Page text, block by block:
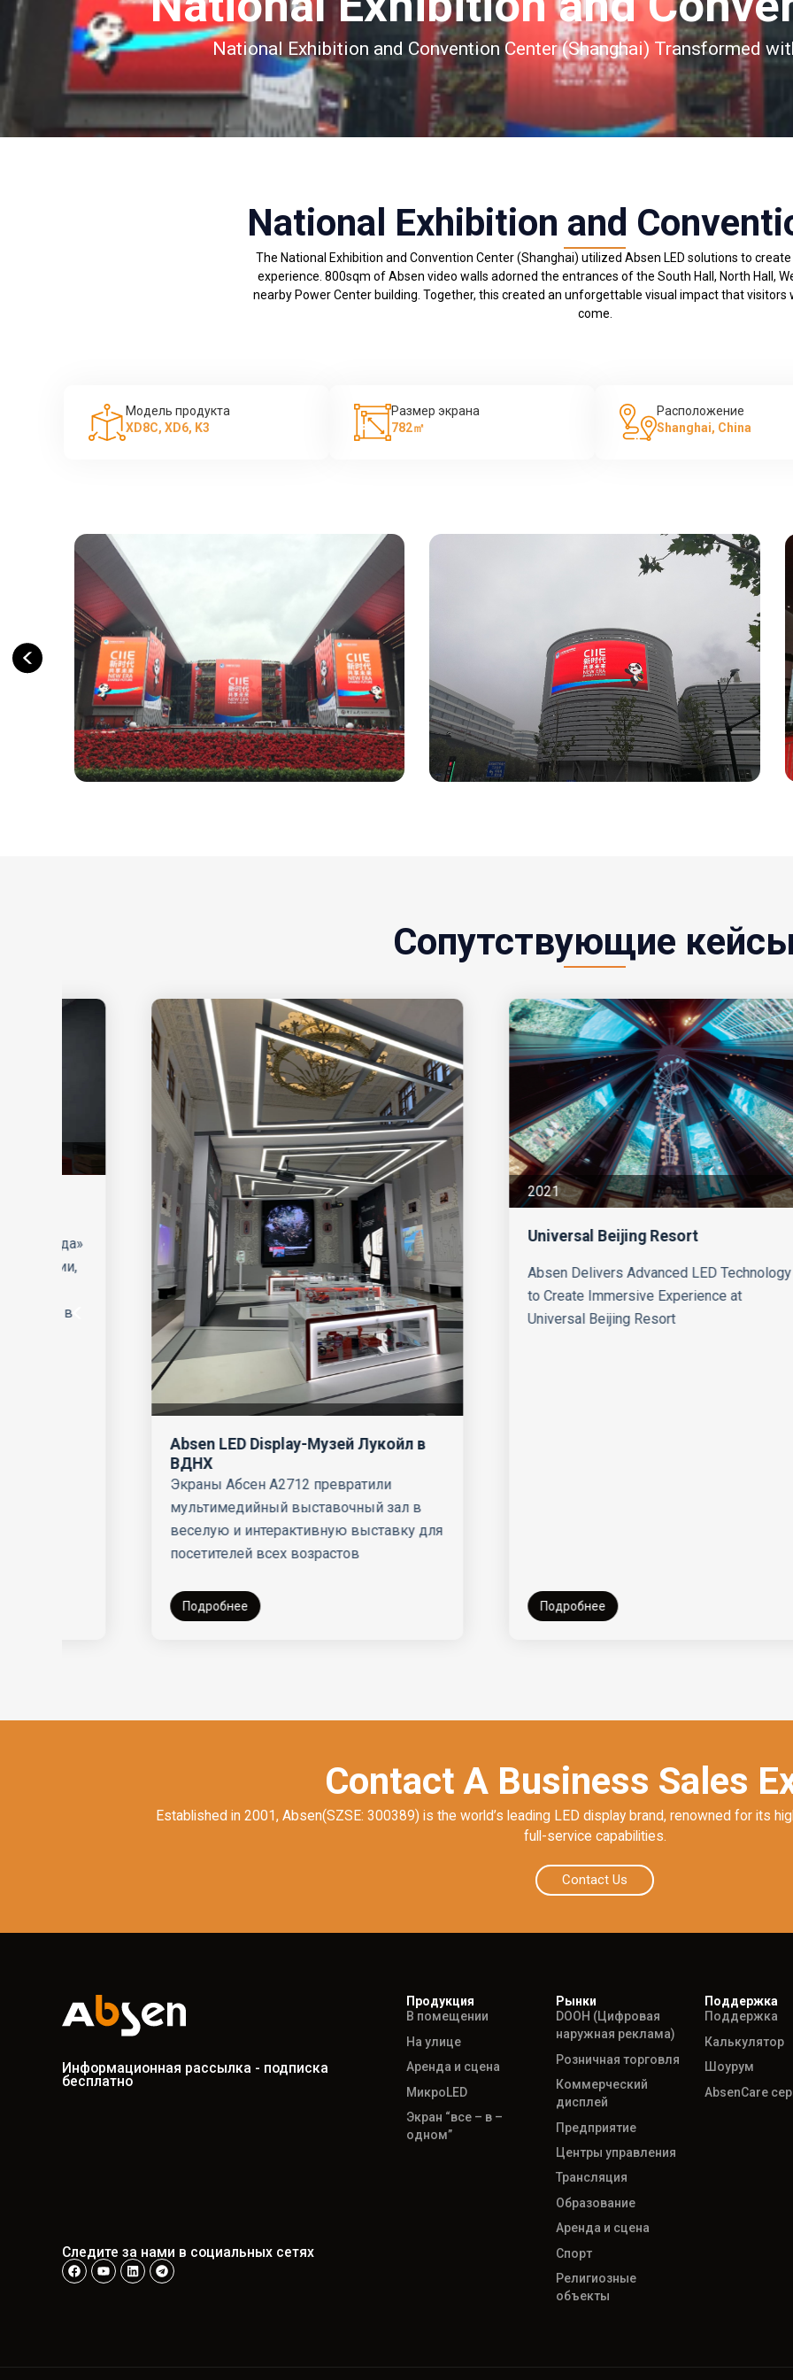
National Exhibition and Convention Center (Shanghai) Transformed
National Exhibition and
The National Exhibition and Convention Center (Shanghai) utilized Absen LED solutions to
experience. 800sqm of Absen video walls adorned the entrances of the South Hall, North Hall,
nearby Power Center building. Together, this created an unforgettable visual impact that
come.
Модель продукта
XD8C, XD6, K3
Размер экрана
782㎡
Расположение
Shanghai, China
Сопутствующие кейсы
Absen LED Display-Музей Лукойл в
Экраны Абсен A2712 превратили
мультимедийный выставочный зал в
веселую и интерактивную выставку для
посетителей всех возрастов
Подробнее
Universal Beijing Resort
Absen Delivers Advanced LED Technology
to Create Immersive Experience at
Universal Beijing Resort
Подробнее
Contact A Business Sales
Established in 2001, Absen(SZSE: 300389) is the world’s leading LED display brand, renowned for its
full-service capabilities.
Contact Us
Информационная рассылка - подписка
бесплатно
Следите за нами в социальных сетях
Продукция
В помещении
На улице
Аренда и сцена
МикроLED
Экран “все – в –
одном”
Рынки
DOOH (Цифровая
наружная реклама)
Розничная торговля
Коммерческий
дисплей
Предприятие
Центры управления
Трансляция
Образование
Аренда и сцена
Спорт
Религиозные
объекты
Поддержка
Поддержка
Калькулятор
Шоурум
AbsenCare